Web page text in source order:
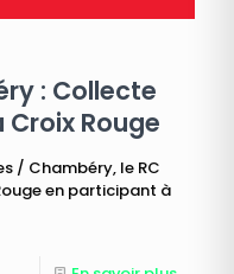
: Collecte
Rouge
/ Chambéry, le RC
en participant à